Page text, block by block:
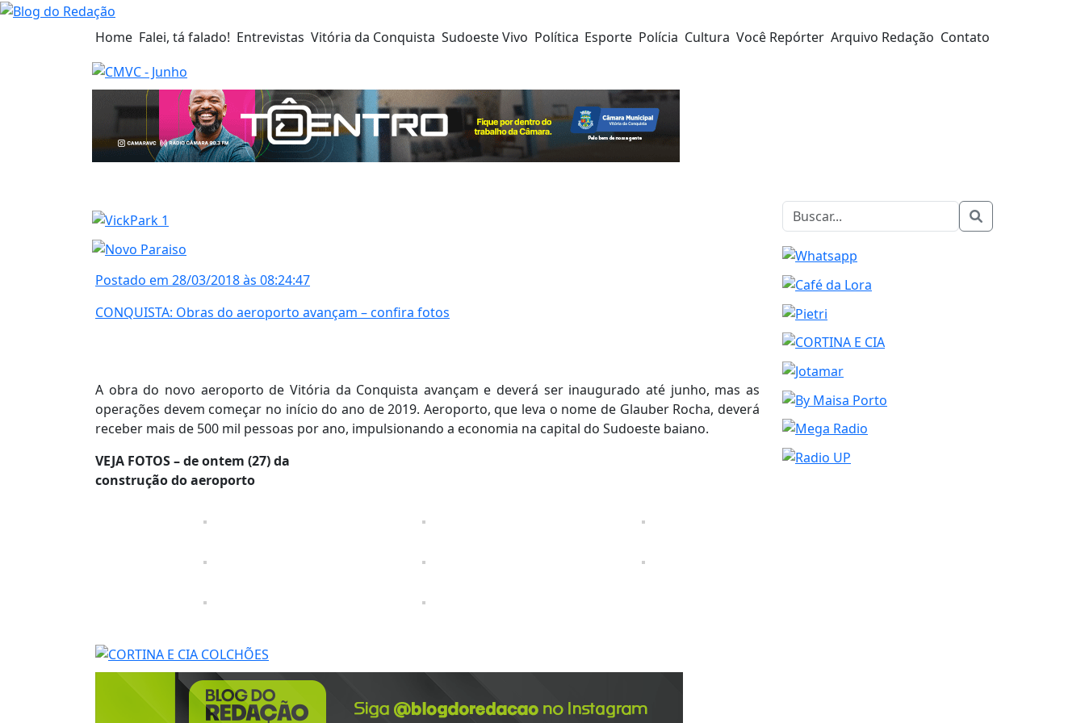
Home Falei, tá falado! Entrevistas Vitória da Conquista Sudoeste Vivo Política Esporte Polícia Cultura Você Repórter Arquivo Redação Contato
Postado em 28/03/2018 às 08:24:47
CONQUISTA: Obras do aeroporto avançam – confira fotos
A obra do novo aeroporto de Vitória da Conquista avançam e deverá ser inaugurado até junho, mas as
operações devem começar no início do ano de 2019. Aeroporto, que leva o nome de Glauber Rocha, deverá
receber mais de 500 mil pessoas por ano, impulsionando a economia na capital do Sudoeste baiano.
VEJA FOTOS – de ontem (27) da
construção do aeroporto